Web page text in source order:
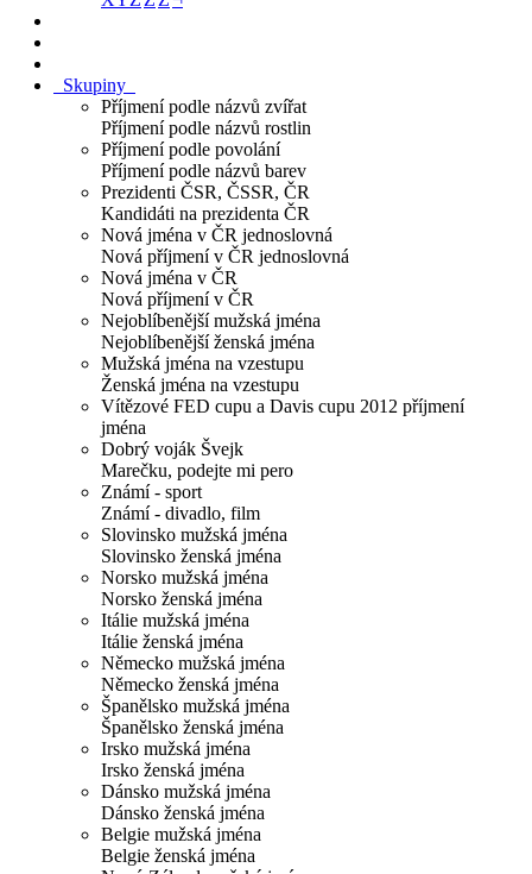
Skupiny
Příjmení podle názvů zvířat
Příjmení podle názvů rostlin
Příjmení podle povolání
Příjmení podle názvů barev
Prezidenti ČSR, ČSSR, ČR
Kandidáti na prezidenta ČR
Nová jména v ČR jednoslovná
Nová příjmení v ČR jednoslovná
Nová jména v ČR
Nová příjmení v ČR
Nejoblíbenější mužská jména
Nejoblíbenější ženská jména
Mužská jména na vzestupu
Ženská jména na vzestupu
Vítězové FED cupu a Davis cupu 2012 příjmení
jména
Dobrý voják Švejk
Marečku, podejte mi pero
Známí - sport
Známí - divadlo, film
Slovinsko mužská jména
Slovinsko ženská jména
Norsko mužská jména
Norsko ženská jména
Itálie mužská jména
Itálie ženská jména
Německo mužská jména
Německo ženská jména
Španělsko mužská jména
Španělsko ženská jména
Irsko mužská jména
Irsko ženská jména
Dánsko mužská jména
Dánsko ženská jména
Belgie mužská jména
Belgie ženská jména